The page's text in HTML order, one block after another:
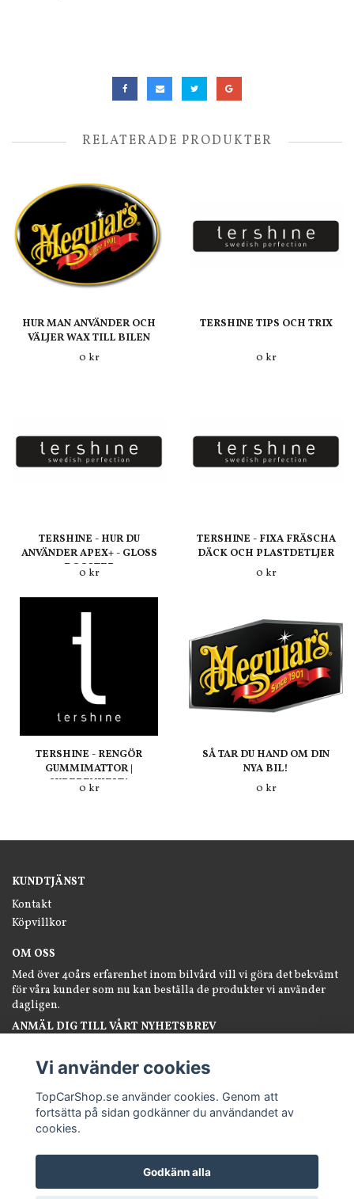
RELATERADE PRODUKTER
HUR MAN ANVÄNDER OCH
VÄLJER WAX TILL BILEN
0 kr
TERSHINE TIPS OCH TRIX
0 kr
TERSHINE - HUR DU
ANVÄNDER APEX+ - GLOSS
BOOSTER
0 kr
TERSHINE - FIXA FRÄSCHA
DÄCK OCH PLASTDETLJER
0 kr
TERSHINE - RENGÖR
GUMMIMATTOR |
SUPERENKELT!
0 kr
SÅ TAR DU HAND OM DIN
NYA BIL!
0 kr
KUNDTJÄNST
Kontakt
Köpvillkor
OM OSS
Med över 40års erfarenhet inom bilvård vill vi göra det bekvämt
för våra kunder som nu kan beställa de produkter vi använder
dagligen.
ANMÄL DIG TILL VÅRT NYHETSBREV
Vi använder cookies
TopCarShop.se använder cookies. Genom att
fortsätta på sidan godkänner du användandet av
cookies.
Godkänn alla